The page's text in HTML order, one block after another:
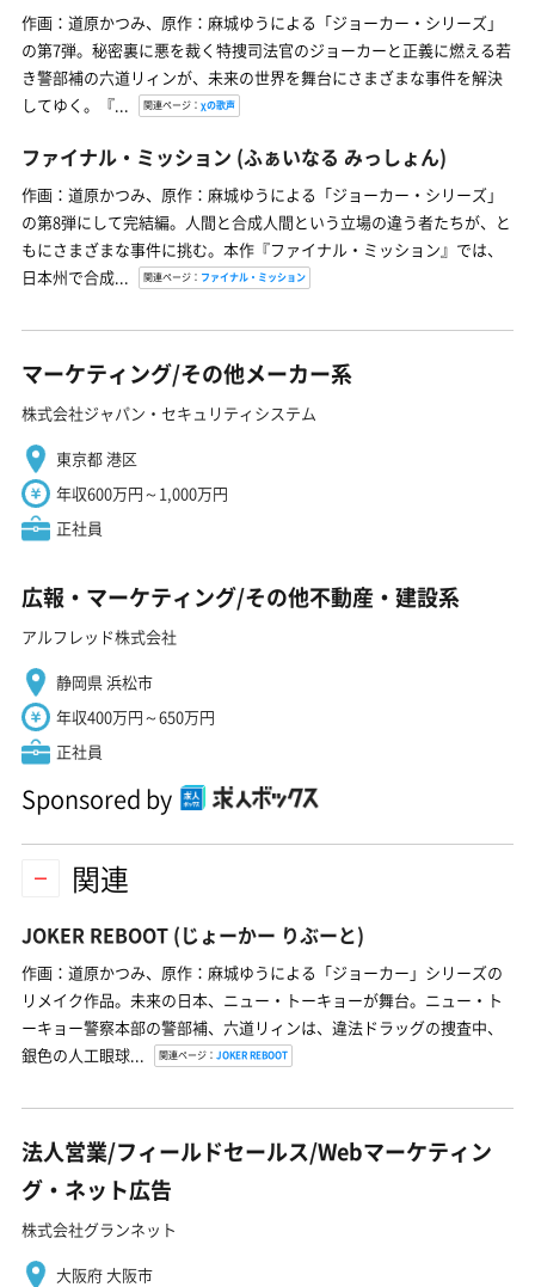
作画：道原かつみ、原作：麻城ゆうによる「ジョーカー・シリーズ」
の第7弾。秘密裏に悪を裁く特捜司法官のジョーカーと正義に燃える若
き警部補の六道リィンが、未来の世界を舞台にさまざまな事件を解決
してゆく。『...
関連ページ： χの歌声
ファイナル・ミッション (ふぁいなる みっしょん)
作画：道原かつみ、原作：麻城ゆうによる「ジョーカー・シリーズ」
の第8弾にして完結編。人間と合成人間という立場の違う者たちが、と
もにさまざまな事件に挑む。本作『ファイナル・ミッション』では、
日本州で合成...
関連ページ： ファイナル・ミッション
マーケティング/その他メーカー系
株式会社ジャパン・セキュリティシステム
東京都 港区
年収600万円～1,000万円
正社員
広報・マーケティング/その他不動産・建設系
アルフレッド株式会社
静岡県 浜松市
年収400万円～650万円
正社員
Sponsored by
関連
JOKER REBOOT (じょーかー りぶーと)
作画：道原かつみ、原作：麻城ゆうによる「ジョーカー」シリーズの
リメイク作品。未来の日本、ニュー・トーキョーが舞台。ニュー・ト
ーキョー警察本部の警部補、六道リィンは、違法ドラッグの捜査中、
銀色の人工眼球...
関連ページ： JOKER REBOOT
法人営業/フィールドセールス/Webマーケティン
グ・ネット広告
株式会社グランネット
大阪府 大阪市